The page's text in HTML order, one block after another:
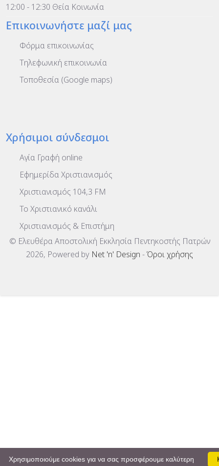
12:00 - 12:30 Θεία Κοινωνία
Επικοινωνήστε μαζί μας
Φόρμα επικοινωνίας
Τηλεφωνική επικοινωνία
Τοποθεσία (Google maps)
Χρήσιμοι σύνδεσμοι
Αγία Γραφή online
Εφημερίδα Χριστιανισμός
Χριστιανισμός 104,3 FM
To Χριστιανικό κανάλι
Χριστιανισμός & Επιστήμη
© Ελευθέρα Αποστολική Εκκλησία Πεντηκοστής Πατρών
2026, Powered by Net 'n' Design -Όροι χρήσης
Χρησιμοποιούμε cookies για να σας προσφέρουμε καλύτερη